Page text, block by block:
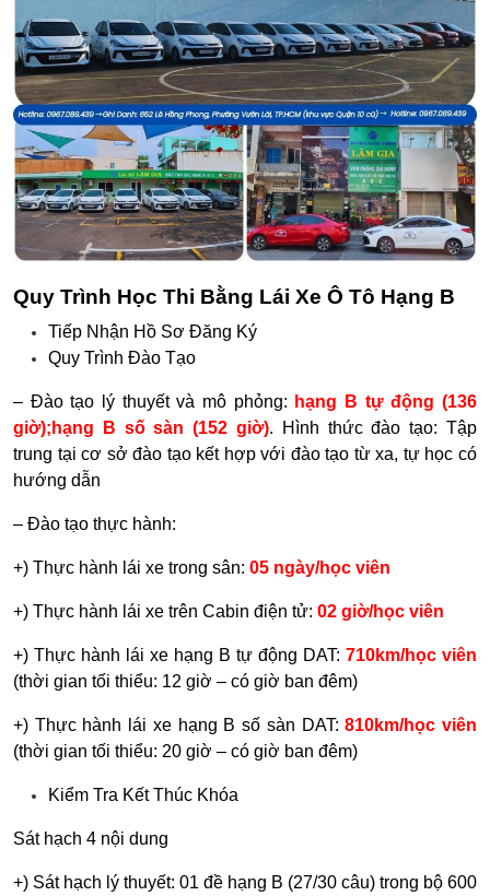
Quy Trình Học Thi Bằng Lái Xe Ô Tô Hạng B
Tiếp Nhận Hồ Sơ Đăng Ký
Quy Trình Đào Tạo
– Đào tạo lý thuyết và mô phỏng: hạng B tự động (136
giờ);hạng B số sàn (152 giờ). Hình thức đào tạo: Tập
trung tại cơ sở đào tạo kết hợp với đào tạo từ xa, tự học có
hướng dẫn
– Đào tạo thực hành:
+) Thực hành lái xe trong sân: 05 ngày/học viên
+) Thực hành lái xe trên Cabin điện tử: 02 giờ/học viên
+) Thực hành lái xe hạng B tự động DAT: 710km/học viên
(thời gian tối thiểu: 12 giờ – có giờ ban đêm)
+) Thực hành lái xe hạng B số sàn DAT:810km/học viên
(thời gian tối thiểu: 20 giờ – có giờ ban đêm)
Kiểm Tra Kết Thúc Khóa
Sát hạch 4 nội dung
+) Sát hạch lý thuyết: 01 đề hạng B (27/30 câu) trong bộ 600